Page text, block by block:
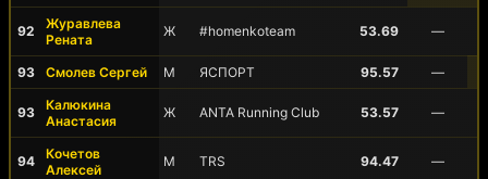
92
Журавлева
Рената
Ж #homenkoteam 53.69 —
93 Смолев Сергей М ЯСПОРТ 95.57 —
93
Калюкина
Анастасия
Ж ANTA Running Club 53.57 —
94
Кочетов
Алексей
М TRS 94.47 —